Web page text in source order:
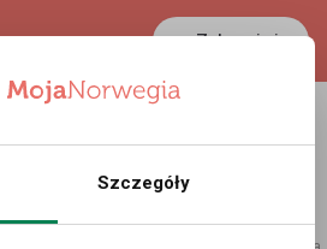
Zaloguj się
Szczegóły